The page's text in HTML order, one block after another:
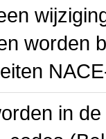
worden
in